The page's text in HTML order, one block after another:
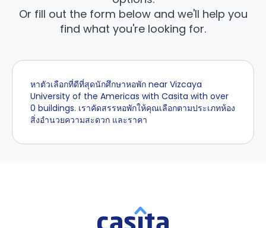
Or fill out the form below and we'll help you
find what you're looking for.
หาตัวเลือกที่ดีที่สุดนักศึกษาหอพัก near Vizcaya
University of the Americas with Casita with over
0 buildings. เราคัดสรรหอพักให้คุณเลือกตามประเภทห้อง
สิ่งอำนวยความสะดวก และราคา